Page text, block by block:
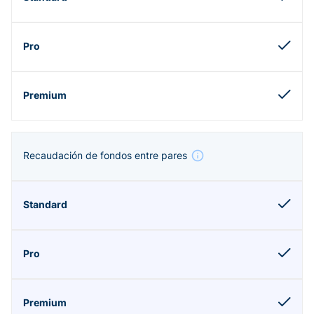
Recaudación de fondos entre pares